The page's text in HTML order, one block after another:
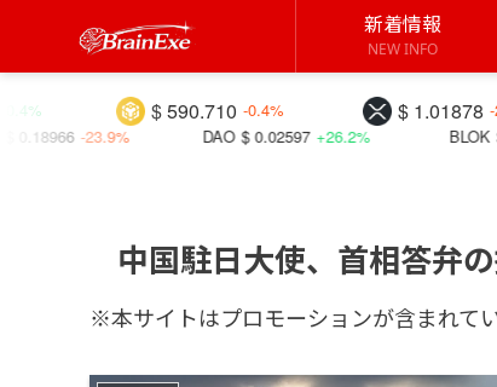
新着情報
NEW INFO
$ 1.01878 -2.2%
$ 590.710 -0.4%
BLOK $ 0.00001 +27.0%
DAO $ 0.02597 +26.2%
中国駐日大使、首相答弁
※本サイトはプロモーションが含まれて